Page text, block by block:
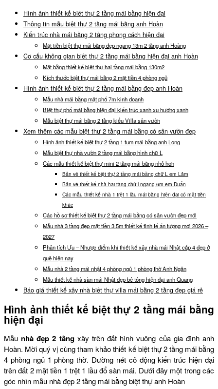
Hình ảnh thiết kế biệt thự 2 tầng mái bằng hiện đại
Thông tin mẫu biệt thự 2 tầng mái bằng anh Hoàn
Kiến trúc nhà mái bằng 2 tầng phong cách hiện đại
Mặt tiền biệt thự mái bằng đẹp ngang 13m 2 tầng anh Hoàng
Cơ cấu không gian biệt thự 2 tầng mái bằng hiện đại anh Hoàn
Mặt bằng thiết kế biệt thự hai tầng mái bằng 130m2
Kích thước biệt thự mái bằng 2 mặt tiền 4 phòng ngủ
Hình ảnh thiết kế biệt thự 2 tầng mái bằng đẹp anh Hoàn
Mẫu nhà mái bằng mặt phố 7m kinh doanh
Biệt thự phố mái bằng hiện đại kiến trúc xanh xu hướng xanh
Mẫu biệt thự mái bằng 2 tầng kiểu Villa sân vườn
Xem thêm các mẫu biệt thự 2 tầng mái bằng có sân vườn đẹp
Hình ảnh thiết kế biệt thự 2 tầng 1 tum mái bằng anh Long
Mẫu biệt thự nhà vườn 2 tầng mái bằng hình chữ L
Các mẫu thiết kế biệt thự mini 2 tầng mái bằng nhỏ hơn
Bản vẽ thiết kế biệt thự 2 tầng mái bằng chữ L em Lâm
Bản vẽ thiết kế nhà hai tầng chữ l ngang 6m em Duẩn
Các mẫu thiết kế nhà 1 trệt 1 lầu mái bằng hiện đại có mặt tiền
khác
Các hồ sơ thiết kế biệt thự 2 tầng mái bằng có sân vườn đẹp mới
Mẫu nhà 3 tầng đẹp mặt tiền 3.5m thiết kế tinh tế ấn tượng mới 2026 –
2027
Phân tích Ưu – Nhược điểm khi thiết kế xây nhà mái Nhật cấp 4 đẹp ở
quê hiện nay
Mẫu nhà 2 tầng mái nhật 4 phòng ngủ 1 phòng thờ Anh Ngân
Mẫu thiết kế nhà sàn mái Nhật đẹp bê tông hiện đại anh Quang
Báo giá thiết kế xây nhà biệt thự villa mái bằng 2 tầng đẹp giá rẻ
Hình ảnh thiết kế biệt thự 2 tầng mái bằng
hiện đại
Mẫu nhà đẹp 2 tầngxây trên đất hình vuông của gia đình anh
Hoàn. Mời quý vị cùng tham khảo thiết kế biệt thự 2 tầng mái bằng
4 phòng ngủ 1 phòng thờ. Đường nét cô động kiến trúc hiện đại
trên đất 2 mặt tiền 1 trệt 1 lầu đổ sàn mái. Dưới đây một trong các
góc nhìn mẫu nhà đẹp 2 tầng mái bằng biệt thự anh Hoàn